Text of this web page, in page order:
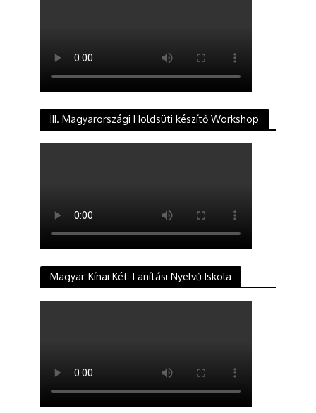
III. Magyarországi Holdsüti készítő Workshop
Magyar-Kínai Két Tanítási Nyelvű Iskola